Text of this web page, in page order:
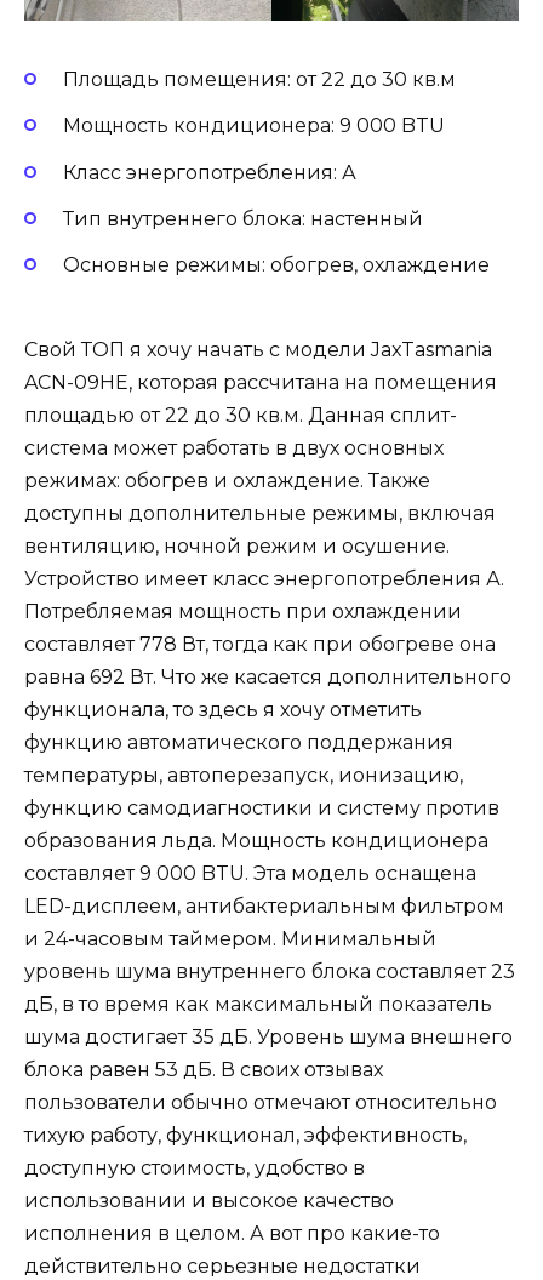
Площадь помещения: от 22 до 30 кв.м
Мощность кондиционера: 9 000 BTU
Класс энергопотребления: А
Тип внутреннего блока: настенный
Основные режимы: обогрев, охлаждение
Свой ТОП я хочу начать с модели JaxTasmania
ACN-09HE, которая рассчитана на помещения
площадью от 22 до 30 кв.м. Данная сплит-
система может работать в двух основных
режимах: обогрев и охлаждение. Также
доступны дополнительные режимы, включая
вентиляцию, ночной режим и осушение.
Устройство имеет класс энергопотребления А.
Потребляемая мощность при охлаждении
составляет 778 Вт, тогда как при обогреве она
равна 692 Вт. Что же касается дополнительного
функционала, то здесь я хочу отметить
функцию автоматического поддержания
температуры, автоперезапуск, ионизацию,
функцию самодиагностики и систему против
образования льда. Мощность кондиционера
составляет 9 000 BTU. Эта модель оснащена
LED-дисплеем, антибактериальным фильтром
и 24-часовым таймером. Минимальный
уровень шума внутреннего блока составляет 23
дБ, в то время как максимальный показатель
шума достигает 35 дБ. Уровень шума внешнего
блока равен 53 дБ. В своих отзывах
пользователи обычно отмечают относительно
тихую работу, функционал, эффективность,
доступную стоимость, удобство в
использовании и высокое качество
исполнения в целом. А вот про какие-то
действительно серьезные недостатки